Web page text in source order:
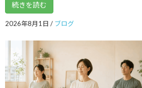
2025年5月
2025年4月
2025年2月
2025年1月
続きを読む
2026年8月1日 / ブログ